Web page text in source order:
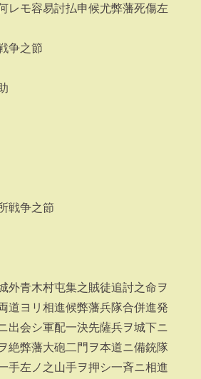
レモ容易討払申候尤弊藩死傷左
争之節
戦争之節
外青木村屯集之賊徒追討之命ヲ
道ヨリ相進候弊藩兵隊合併進発
出会シ軍配一決先薩兵ヲ城下ニ
絶弊藩大砲二門ヲ本道ニ備銃隊
手左ノ之山手ヲ押シ一斉ニ相進